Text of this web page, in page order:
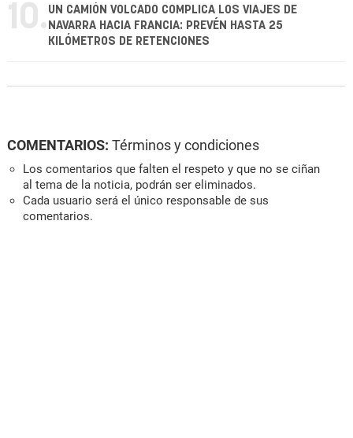
10. UN CAMIÓN VOLCADO COMPLICA LOS VIAJES DE
NAVARRA HACIA FRANCIA: PREVÉN HASTA 25
KILÓMETROS DE RETENCIONES
COMENTARIOS: Términos y condiciones
Los comentarios que falten el respeto y que no se ciñan
al tema de la noticia, podrán ser eliminados.
Cada usuario será el único responsable de sus
comentarios.